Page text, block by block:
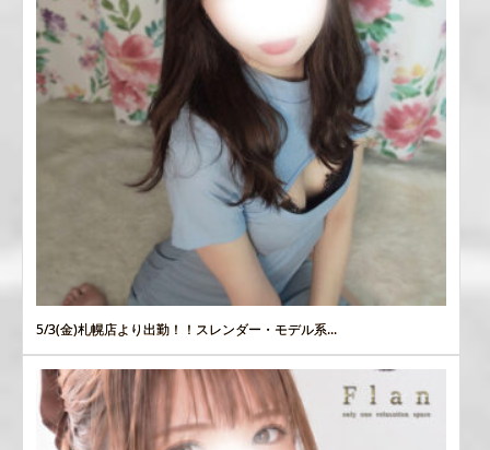
5/3(金)札幌店より出勤！！スレンダー・モデル系...